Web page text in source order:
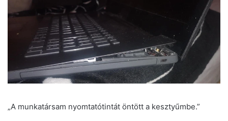
„A munkatársam nyomtatótintát öntött a kesztyűmbe.”